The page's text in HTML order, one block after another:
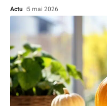
Actu 5 mai 2026